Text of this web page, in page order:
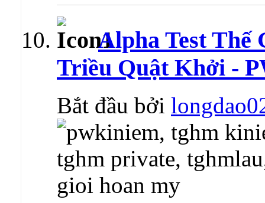
Alpha Test Thế
Triều Quật Khởi -
Bắt đầu bởi